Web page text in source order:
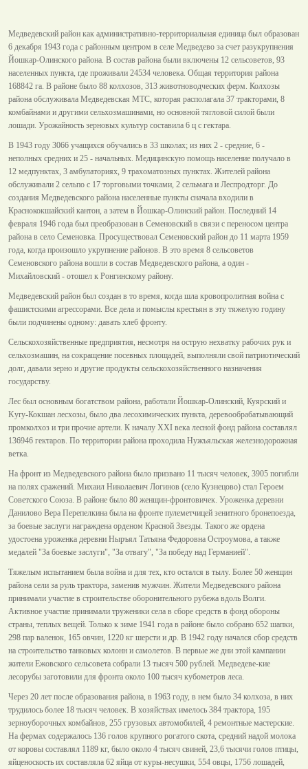
Медведевский район как административно-территориальная единица был образован
6 декабря 1943 года с районным центром в селе Медведево за счет разукрупнения
Йошкар-Олинского района. В состав района были включены 12 сельсоветов, 93
населенных пункта, где проживали 24534 человека. Общая территория района
168842 га. В районе было 88 колхозов, 313 животноводческих ферм. Колхозы
района обслуживала Медведевская МТС, которая располагала 37 тракторами, 8
комбайнами и другими сельхозмашинами, но основной тягловой силой были
лошади. Урожайность зерновых культур составила 6 ц с гектара.
В 1943 году 3066 учащихся обучались в 33 школах; из них 2 - средние, 6 -
неполных средних и 25 - начальных. Медицинскую помощь население получало в
12 медпунктах, 3 амбулаториях, 9 трахоматозных пунктах. Жителей района
обслуживали 2 сельпо с 17 торговыми точками, 2 сельмага и Леспродторг. До
создания Медведевского района населенные пункты сначала входили в
Краснококшайский кантон, а затем в Йошкар-Олинский район. Последний 14
февраля 1946 года был преобразован в Семеновский в связи с переносом центра
района в село Семеновка. Просуществовал Семеновский район до 11 марта 1959
года, когда произошло укрупнение районов. В это время 8 сельсоветов
Семеновского района вошли в состав Медведевского района, а один -
Михайловский - отошел к Ронгинскому району.
Медведевский район был создан в то время, когда шла кровопролитная война с
фашистскими агрессорами. Все дела и помыслы крестьян в эту тяжелую годину
были подчинены одному: давать хлеб фронту.
Сельскохозяйственные предприятия, несмотря на острую нехватку рабочих рук и
сельхозмашин, на сокращение посевных площадей, выполняли свой патриотический
долг, давали зерно и другие продукты сельскохозяйственного назначения
государству.
Лес был основным богатством района, работали Йошкар-Олинский, Куярский и
Kyry-Кокшан лесхозы, было два лесохимических пункта, деревообрабатывающий
промколхоз и три прочие артели. К началу XXI века лесной фонд района составлял
136946 гектаров. По территории района проходила Нужъяльская железнодорожная
ветка.
На фронт из Медведевского района было призвано 11 тысяч человек, 3905 погибли
на полях сражений. Михаил Николаевич Логинов (село Кузнецово) стал Героем
Советского Союза. В районе было 80 женщин-фронтовичек. Уроженка деревни
Данилово Вера Перепелкина была на фронте пулеметчицей зенитного бронепоезда,
за боевые заслуги награждена орденом Красной Звезды. Такого же ордена
удостоена уроженка деревни Ныръял Татьяна Федоровна Остроумова, а также
медалей "За боевые заслуги", "За отвагу", "За победу над Германией".
Тяжелым испытанием была война и для тех, кто остался в тылу. Более 50 женщин
района сели за руль трактора, заменив мужчин. Жители Медведевского района
принимали участие в строительстве оборонительного рубежа вдоль Волги.
Активное участие принимали труженики села в сборе средств в фонд обороны
страны, теплых вещей. Только к зиме 1941 года в районе было собрано 652 шапки,
298 пар валенок, 165 овчин, 1220 кг шерсти и др. В 1942 году начался сбор средств
на строительство танковых колонн и самолетов. В первые же дни этой кампании
жители Ежовского сельсовета собрали 13 тысяч 500 рублей. Медведеве-кие
лесорубы заготовили для фронта около 100 тысяч кубометров леса.
Через 20 лет после образования района, в 1963 году, в нем было 34 колхоза, в них
трудилось более 18 тысяч человек. В хозяйствах имелось 384 трактора, 195
зерноуборочных комбайнов, 255 грузовых автомобилей, 4 ремонтные мастерские.
На фермах содержалось 136 голов крупного рогатого скота, средний надой молока
от коровы составлял 1189 кг, было около 4 тысяч свиней, 23,6 тысячи голов птицы,
яйценоскость их составляла 62 яйца от куры-несушки, 554 овцы, 1756 лошадей,